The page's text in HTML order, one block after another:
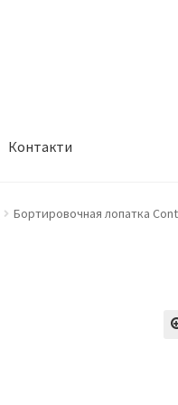
Контакти
Бортировочная лопатка